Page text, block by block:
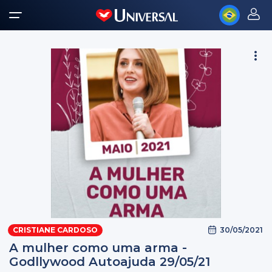
CRISTIANE CARDOSO 30/05/2021
A mulher como uma arma -
Godllywood Autoajuda 29/05/21